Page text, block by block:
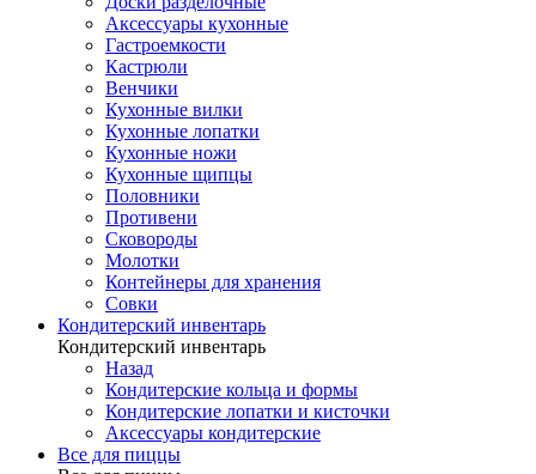
Аксессуары кухонные
Гастроемкости
Кастрюли
Венчики
Кухонные вилки
Кухонные лопатки
Кухонные ножи
Кухонные щипцы
Половники
Противени
Сковороды
Молотки
Контейнеры для хранения
Совки
Кондитерский инвентарь
Кондитерский инвентарь
Назад
Кондитерские кольца и формы
Кондитерские лопатки и кисточки
Аксессуары кондитерские
Все для пиццы